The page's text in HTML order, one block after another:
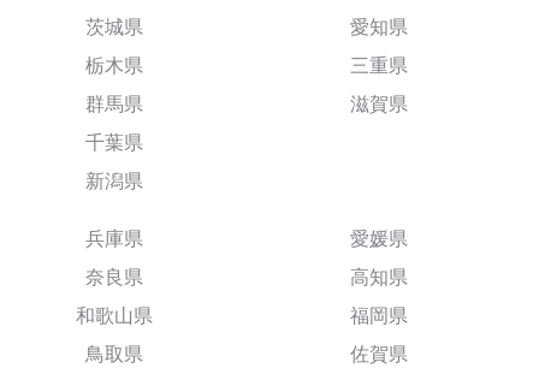
茨城県
栃木県
群馬県
千葉県
新潟県
愛知県
三重県
滋賀県
兵庫県
奈良県
和歌山県
鳥取県
愛媛県
高知県
福岡県
佐賀県